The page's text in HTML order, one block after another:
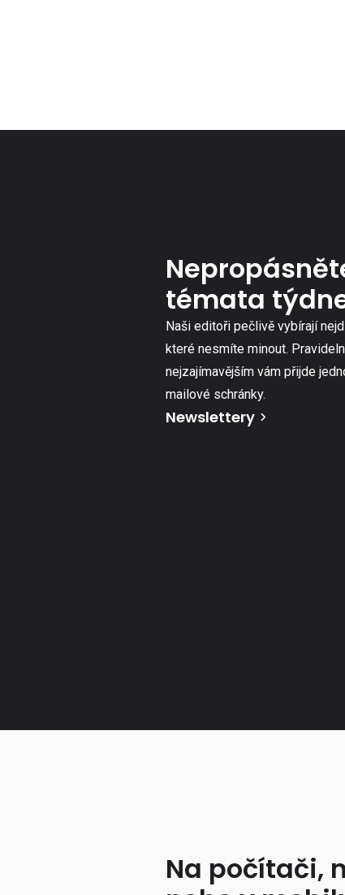
témata
Naši editoři pečlivě vybírají
které nesmíte minout.
nejzajímavějším vám přijde
mailové schránky.
Newslettery
Na počítači,